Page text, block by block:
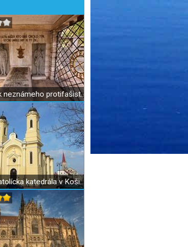
Pamätník neznámeho protifašistického bojovníka
Gréckokatolícka katedrála v Košiciach